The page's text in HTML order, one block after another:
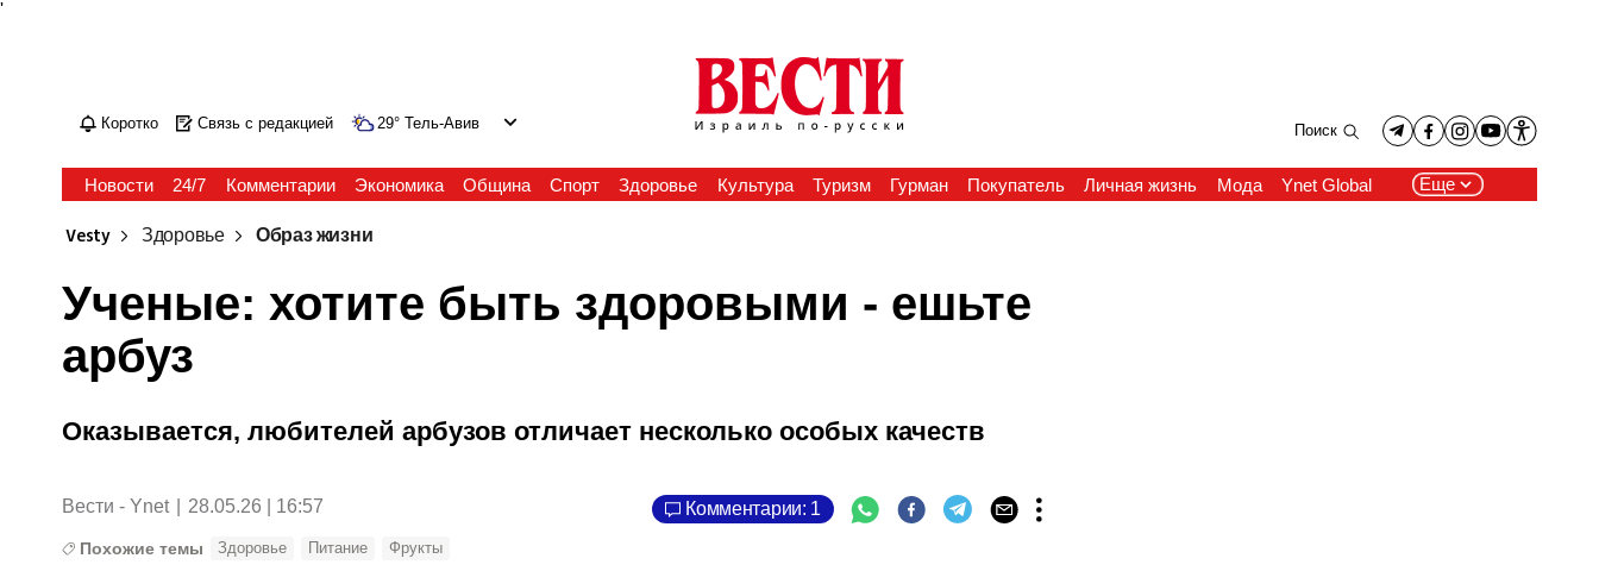
'
Коротко Связь с редакцией 29° Тель-Авив Поиск
Новости 24/7 Комментарии Экономика Община Спорт Здоровье Культура Туризм Гурман Покупатель Личная жизнь Мода Ynet Global Еще
Vesty Здоровье Образ жизни
Ученые: хотите быть здоровыми - ешьте
арбуз
Оказывается, любителей арбузов отличает несколько особых качеств
Вести - Ynet 28.05.26 | 16:57 Комментарии: 1
Похожие темы Здоровье Питание Фрукты